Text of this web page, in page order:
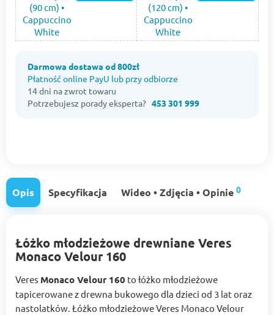
Darmowa dostawa od 800zł
Płatność online PayU lub przy odbiorze
14 dni na zwrot towaru
Potrzebujesz porady eksperta? 453 301 999
Opis Specyfikacja Wideo • Zdjęcia • Opinie 0
Łóżko młodzieżowe drewniane Veres
Monaco Velour 160
Veres Monaco Velour 160 to łóżko młodzieżowe
tapicerowane z drewna bukowego dla dzieci od 3 lat oraz
nastolatków. Łóżko młodzieżowe Veres Monaco Velour